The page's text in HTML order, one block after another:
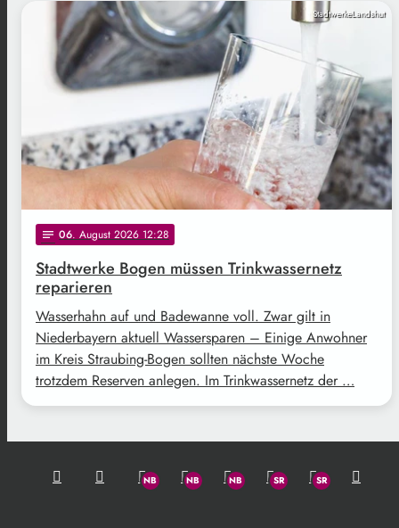
StadtwerkeLandshut
notes 06. August 2026 12:28
Stadtwerke Bogen müssen Trinkwassernetz
reparieren
Wasserhahn auf und Badewanne voll. Zwar gilt in
Niederbayern aktuell Wassersparen – Einige Anwohner
im Kreis Straubing-Bogen sollten nächste Woche
trotzdem Reserven anlegen. Im Trinkwassernetz der …